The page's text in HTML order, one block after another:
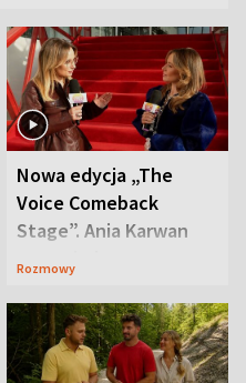
Nowa edycja „The
Voice Comeback
Stage”. Ania Karwan
zapowiada
Rozmowy